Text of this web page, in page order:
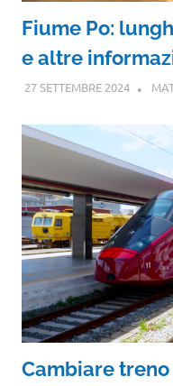
Fiume Po:
e altre
27 SETTEMBRE 2024
Cambiare